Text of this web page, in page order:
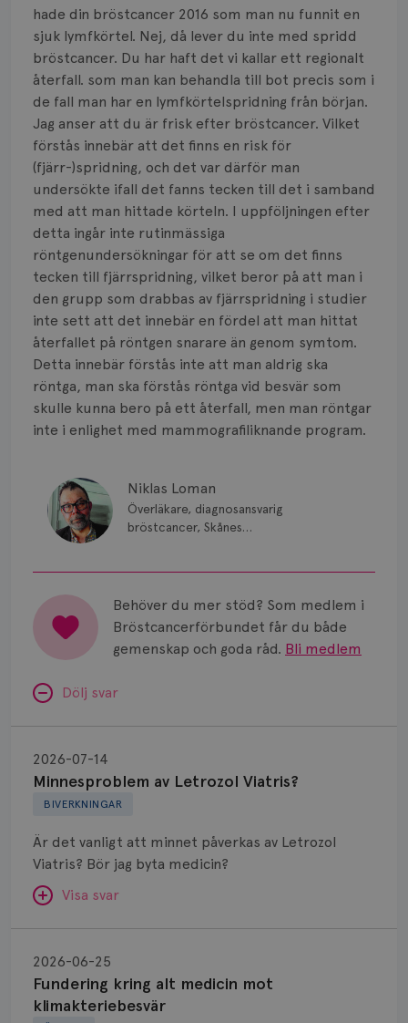
hade din bröstcancer 2016 som man nu funnit en
sjuk lymfkörtel. Nej, då lever du inte med spridd
bröstcancer. Du har haft det vi kallar ett regionalt
återfall. som man kan behandla till bot precis som i
de fall man har en lymfkörtelspridning från början.
Jag anser att du är frisk efter bröstcancer. Vilket
förstås innebär att det finns en risk för
(fjärr-)spridning, och det var därför man
undersökte ifall det fanns tecken till det i samband
med att man hittade körteln. I uppföljningen efter
detta ingår inte rutinmässiga
röntgenundersökningar för att se om det finns
tecken till fjärrspridning, vilket beror på att man i
den grupp som drabbas av fjärrspridning i studier
inte sett att det innebär en fördel att man hittat
återfallet på röntgen snarare än genom symtom.
Detta innebär förstås inte att man aldrig ska
röntga, man ska förstås röntga vid besvär som
skulle kunna bero på ett återfall, men man röntgar
inte i enlighet med mammografiliknande program.
Niklas Loman
Överläkare, diagnosansvarig
bröstcancer, Skånes
Behöver du mer stöd? Som medlem i
Bröstcancerförbundet får du både
gemenskap och goda råd. Bli medlem
Dölj svar
BIVERKNINGAR
Minnesproblem av Letrozol Viatris?
2026-07-14
Är det vanligt att minnet påverkas av Letrozol
Viatris? Bör jag byta medicin?
Visa svar
SVAR:
Hej. Oavsett vilken hormonsänkande behandling
(men även cytostatika) man får så kan en del
Letrozol
Viatris?
Fundering kring alt medicin mot
klimakteriebesvär
2026-06-25
kring
medicin